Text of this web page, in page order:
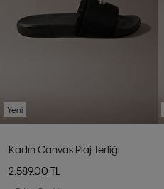
Yeni
Kadın Canvas Plaj Terliği
2.589,00 TL